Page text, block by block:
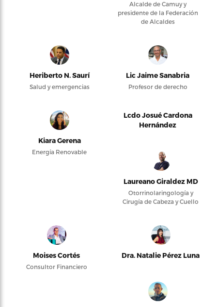
Alcalde de Camuy y
presidente de la Federación
de Alcaldes
Heriberto N. Saurí
Salud y emergencias
Lic Jaime Sanabria
Profesor de derecho
Kiara Gerena
Energía Renovable
Lcdo Josué Cardona
Hernández
Laureano Giraldez MD
Otorrinolaringología y
Cirugía de Cabeza y Cuello
Moises Cortés
Consultor Financiero
Dra. Natalie Pérez Luna